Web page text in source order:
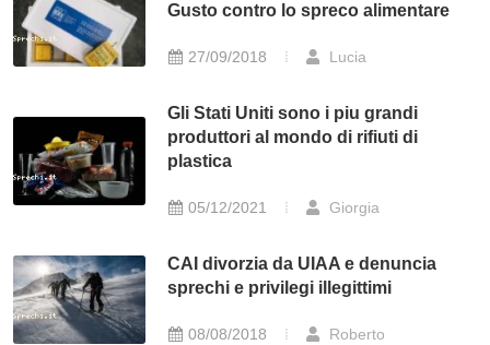
Gusto contro lo spreco alimentare
27/09/2018 Lucia
Gli Stati Uniti sono i piu grandi
produttori al mondo di rifiuti di
plastica
05/12/2021 Giorgia
CAI divorzia da UIAA e denuncia
sprechi e privilegi illegittimi
08/08/2018 Roberto